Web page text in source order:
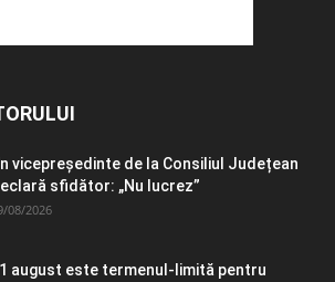
vicepreședinte de la Consiliul Județean
sfidător: „Nu lucrez”
08/2026
august este termenul-limită pentru